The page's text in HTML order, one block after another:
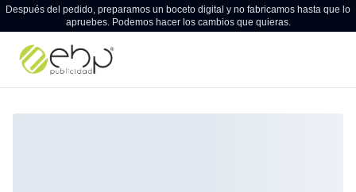
Después del pedido, preparamos un boceto digital y no fabricamos hasta que lo
apruebes. Podemos hacer los cambios que quieras.